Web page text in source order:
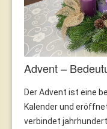
Advent –
Der Advent ist eine
Kalender und
verbindet